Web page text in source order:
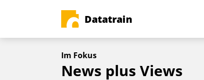
Datatrain
Im Fokus
News plus Views